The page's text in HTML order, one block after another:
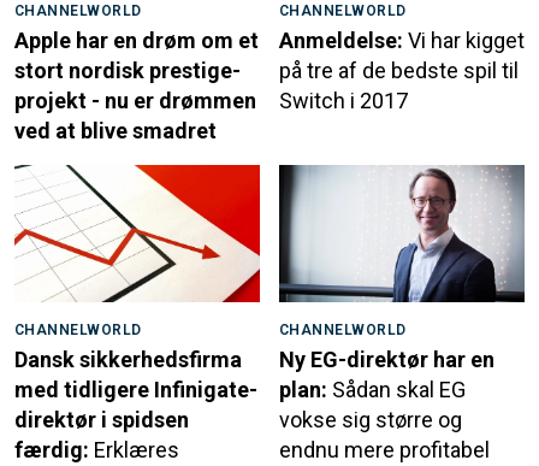
CHANNELWORLD
Apple har en drøm om et
stort nordisk prestige-
projekt - nu er drømmen
ved at blive smadret
CHANNELWORLD
Anmeldelse: Vi har kigget
på tre af de bedste spil til
Switch i 2017
CHANNELWORLD
Dansk sikkerhedsfirma
med tidligere Infinigate-
direktør i spidsen
færdig: Erklæres
CHANNELWORLD
Ny EG-direktør har en
plan: Sådan skal EG
vokse sig større og
endnu mere profitabel